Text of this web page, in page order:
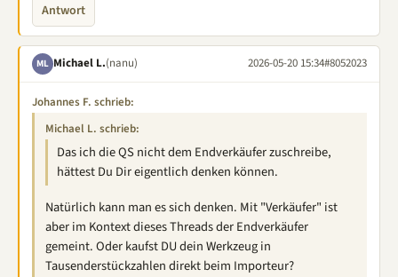
Antwort
ML Michael L.(nanu) 2026-05-20 15:34#8052023
Johannes F. schrieb:
Michael L. schrieb:
Das ich die QS nicht dem Endverkäufer zuschreibe,
hättest Du Dir eigentlich denken können.
Natürlich kann man es sich denken. Mit "Verkäufer" ist
aber im Kontext dieses Threads der Endverkäufer
gemeint. Oder kaufst DU dein Werkzeug in
Tausenderstückzahlen direkt beim Importeur?